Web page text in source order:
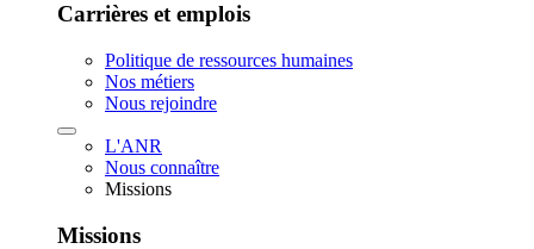
Carrières et emplois
Politique de ressources humaines
Nos métiers
Nous rejoindre
L'ANR
Nous connaître
Missions
Missions